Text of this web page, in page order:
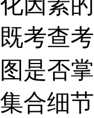
既考查
图是否
集合细